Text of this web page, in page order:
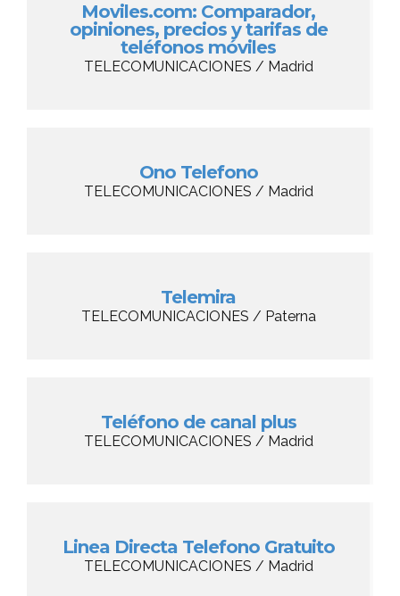
Moviles.com: Comparador,
opiniones, precios y tarifas de
teléfonos móviles
TELECOMUNICACIONES / Madrid
Ono Telefono
TELECOMUNICACIONES / Madrid
Telemira
TELECOMUNICACIONES / Paterna
Teléfono de canal plus
TELECOMUNICACIONES / Madrid
Linea Directa Telefono Gratuito
TELECOMUNICACIONES / Madrid